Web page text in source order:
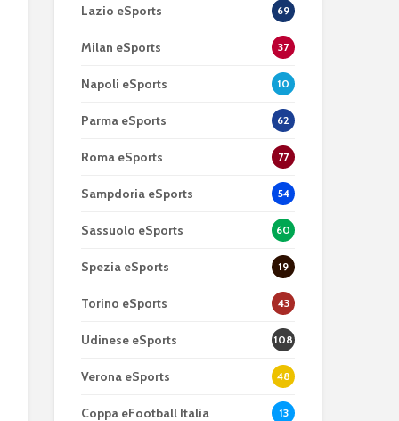
Lazio eSports 69
Milan eSports 37
Napoli eSports 10
Parma eSports 62
Roma eSports 77
Sampdoria eSports 54
Sassuolo eSports 60
Spezia eSports 19
Torino eSports 43
Udinese eSports 108
Verona eSports 48
Coppa eFootball Italia 13